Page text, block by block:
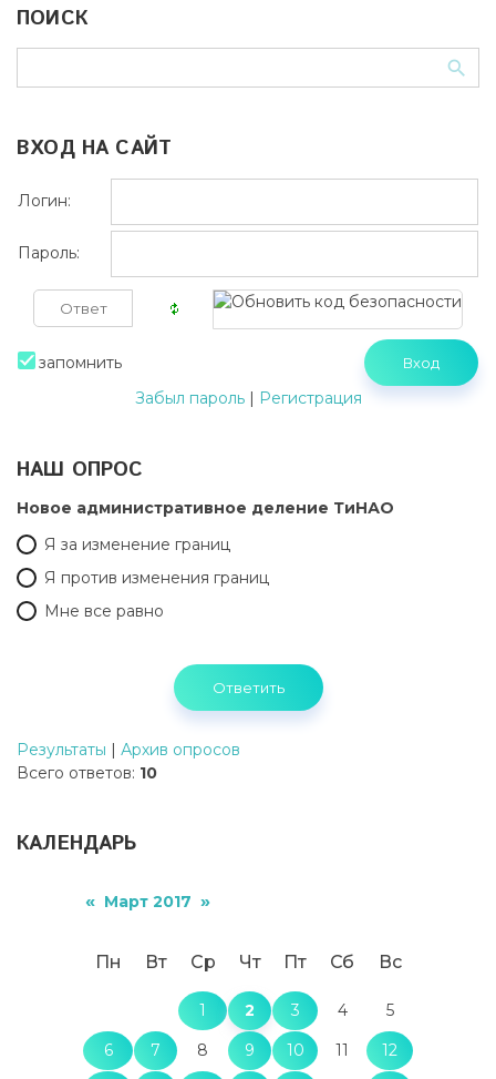
ПОИСК
ВХОД НА САЙТ
Логин:
Пароль:
запомнить
Забыл пароль| Регистрация
НАШ ОПРОС
Новое административное деление ТиНАО
Я за изменение границ
Я против изменения границ
Мне все равно
Результаты | Архив опросов
Всего ответов: 10
КАЛЕНДАРЬ
« Март 2017 »
Пн Вт Ср Чт Пт Сб Вс
1 2 3 4
5
6
7 8 9 10 11
12